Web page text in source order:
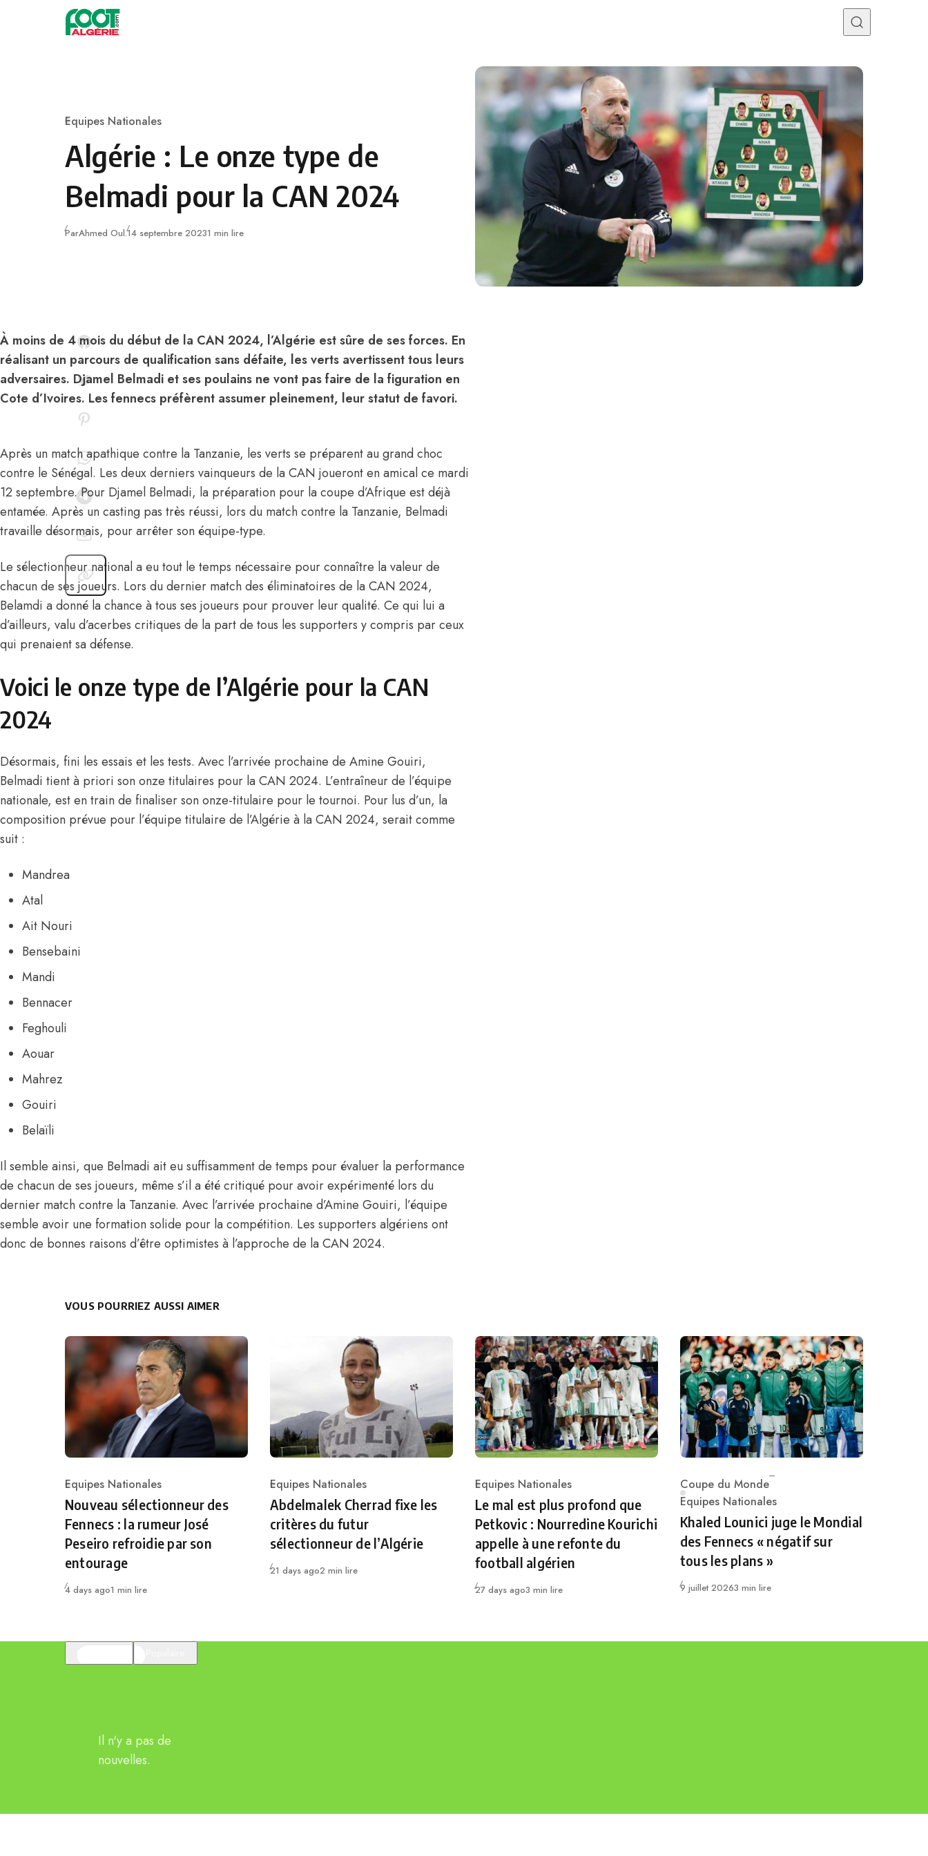
Skip to content
Category
Equipes Nationales
Algérie : Le onze type de
Belmadi pour la CAN 2024
ParAhmed Oul.Publié
14 septembre 20231 min lire
À moins de 4 mois du début de la CAN 2024, l’Algérie est sûre de ses forces. En
réalisant un parcours de qualification sans défaite, les verts avertissent tous leurs
adversaires. Djamel Belmadi et ses poulains ne vont pas faire de la figuration en
Cote d’Ivoires. Les fennecs préfèrent assumer pleinement, leur statut de favori.
Après un match apathique contre la Tanzanie, les verts se préparent au grand choc
contre le Sénégal. Les deux derniers vainqueurs de la CAN joueront en amical ce mardi
12 septembre. Pour Djamel Belmadi, la préparation pour la coupe d’Afrique est déjà
entamée. Après un casting pas très réussi, lors du match contre la Tanzanie, Belmadi
travaille désormais, pour arrêter son équipe-type.
Le sélectionneur national a eu tout le temps nécessaire pour connaître la valeur de
chacun de ses joueurs. Lors du dernier match des éliminatoires de la CAN 2024,
Belamdi a donné la chance à tous ses joueurs pour prouver leur qualité. Ce qui lui a
d’ailleurs, valu d’acerbes critiques de la part de tous les supporters y compris par ceux
qui prenaient sa défense.
Voici le onze type de l’Algérie pour la CAN
2024
Désormais, fini les essais et les tests. Avec l’arrivée prochaine de Amine Gouiri,
Belmadi tient à priori son onze titulaires pour la CAN 2024. L’entraîneur de l’équipe
nationale, est en train de finaliser son onze-titulaire pour le tournoi. Pour lus d’un, la
composition prévue pour l’équipe titulaire de l’Algérie à la CAN 2024, serait comme
suit :
Mandrea
Atal
Ait Nouri
Bensebaini
Mandi
Bennacer
Feghouli
Aouar
Mahrez
Gouiri
Belaïli
Il semble ainsi, que Belmadi ait eu suffisamment de temps pour évaluer la performance
de chacun de ses joueurs, même s’il a été critiqué pour avoir expérimenté lors du
dernier match contre la Tanzanie. Avec l’arrivée prochaine d’Amine Gouiri, l’équipe
semble avoir une formation solide pour la compétition. Les supporters algériens ont
donc de bonnes raisons d’être optimistes à l’approche de la CAN 2024.
VOUS POURRIEZ AUSSI AIMER
Category
Equipes Nationales
Nouveau sélectionneur des
Fennecs : la rumeur José
Peseiro refroidie par son
entourage
Publié
4 days ago1 min lire
Category
Equipes Nationales
Abdelmalek Cherrad fixe les
critères du futur
sélectionneur de l’Algérie
Publié
21 days ago2 min lire
Category
Equipes Nationales
Le mal est plus profond que
Petkovic : Nourredine Kourichi
appelle à une refonte du
football algérien
Publié
27 days ago3 min lire
Category
Coupe du Monde
Equipes Nationales
Khaled Lounici juge le Mondial
des Fennecs « négatif sur
tous les plans »
Publié
9 juillet 20263 min lire
Il n'y a pas de
nouvelles.